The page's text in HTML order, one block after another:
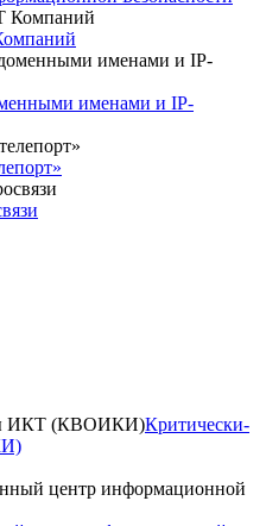
именами и IP-
Критически-